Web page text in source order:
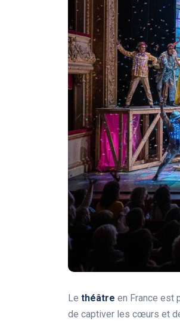
Le théâtre en France est
de captiver les cœurs et